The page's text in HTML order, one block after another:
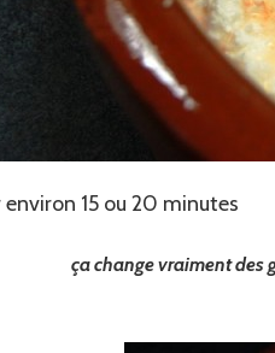
environ 15 ou 20 minutes
ça change vraiment des